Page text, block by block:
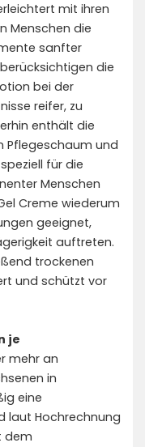
mit ihren
Menschen die
sanfter
die
bei der
reifer, zu
enthält die
Pflegeschaum und
für die
Menschen
Creme wiederum
geeignet,
auftreten.
trockenen
und schützt vor
je
mehr an
in
eine
laut Hochrechnung
dem